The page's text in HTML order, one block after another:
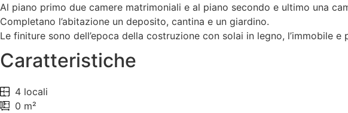
Al piano primo due camere matrimoniali e al piano secondo e ultimo una
Completano l’abitazione un deposito, cantina e un giardino.
Le finiture sono dell’epoca della costruzione con solai in legno, l’immobile
Caratteristiche
4 locali
0 m²